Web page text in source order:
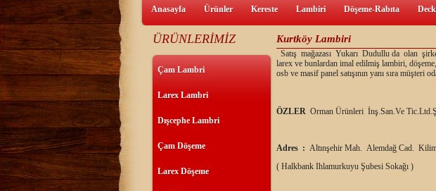
Anasayfa Ürünler Kereste Lambiri Döşeme-Rabıta Deck
ÜRÜNLERİMİZ
Çam Lambri
Larex Lambri
Dışcephe Lambri
Çam Döşeme
Larex Döşeme
Kurtköy Lambiri
Satış mağazası Yukarı Dudullu da olan
larex ve bunlardan imal edilmiş lambiri,
osb ve masif panel satışının yanı sıra müşteri
ÖZLER Orman Ürünleri İnş.San.Ve
Adres : Altınşehir Mah. Alemdağ Cad.
( Halkbank Ihlamurkuyu Şubesi Sokağı )